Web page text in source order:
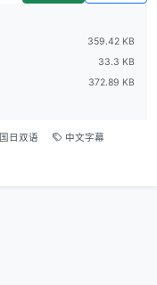
359.42 KB
33.3 KB
372.89 KB
国日双语 中文字幕